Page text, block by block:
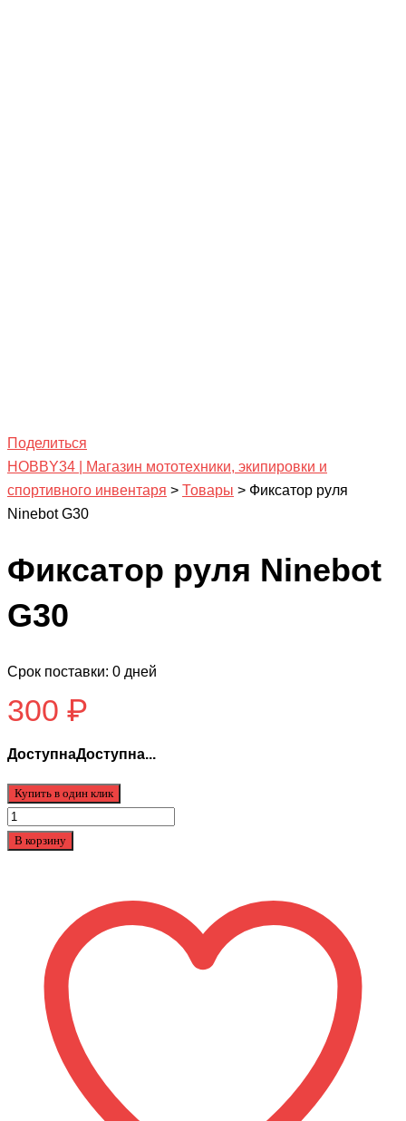
Поделиться
HOBBY34 | Магазин мототехники, экипировки и
спортивного инвентаря > Товары > Фиксатор руля
Ninebot G30
Фиксатор руля Ninebot
G30
Срок поставки: 0 дней
300 ₽
ДоступнаДоступна...
Купить в один клик
Количество
товара
В корзину